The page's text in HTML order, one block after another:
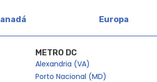
sitemap3.xml
sitemap4.xml
Europa
METRO DC
Alexandria (VA)
Porto Nacional (MD)